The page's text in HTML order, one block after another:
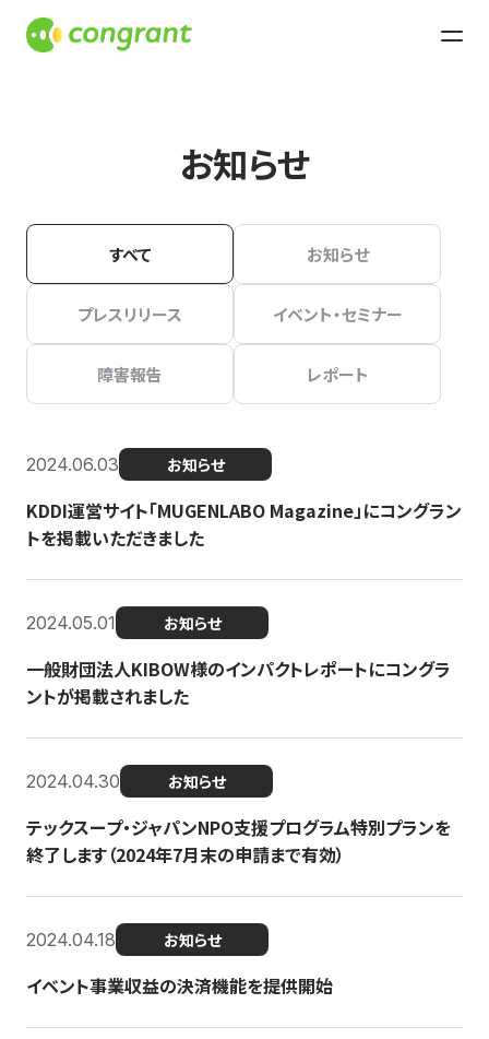
お知らせ
すべて お知らせ
プレスリリース イベント・セミナー
障害報告 レポート
2024.06.03 お知らせ
KDDI運営サイト「MUGENLABO Magazine」にコングラン
トを掲載いただきました
2024.05.01 お知らせ
一般財団法人KIBOW様のインパクトレポートにコングラ
ントが掲載されました
2024.04.30 お知らせ
テックスープ・ジャパンNPO支援プログラム特別プランを
終了します（2024年7月末の申請まで有効）
2024.04.18 お知らせ
イベント事業収益の決済機能を提供開始